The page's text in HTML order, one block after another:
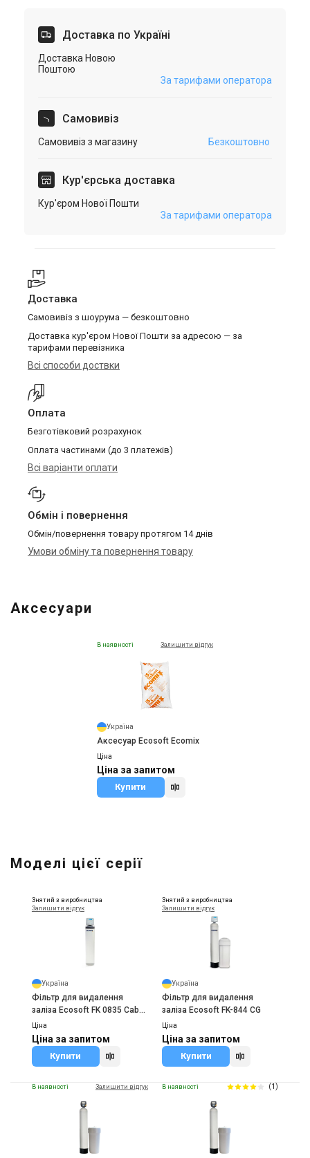
Доставка по Україні
Доставка Новою
Поштою
За тарифами оператора
Самовивіз
Самовивіз з магазину Безкоштовно
Кур'єрська доставка
Кур'єром Нової Пошти
За тарифами оператора
Доставка
Самовивіз з шоурума — безкоштовно
Доставка кур'єром Нової Пошти за адресою — за
тарифами перевізника
Всі способи доствки
Оплата
Безготівковий розрахунок
Оплата частинами (до 3 платежів)
Всі варіанти оплати
Обмін і повернення
Обмін/повернення товару протягом 14 днів
Умови обміну та повернення товару
Аксесуари
В наявності Залишити відгук
Україна
Аксесуар Ecosoft Ecomix
Ціна
Ціна за запитом
Купити
Моделі цієї серії
Знятий з виробництва
Залишити відгук
Україна
Фільтр для видалення
заліза Ecosoft FK 0835 Сab
CG
Ціна
Ціна за запитом
Купити
Знятий з виробництва
Залишити відгук
Україна
Фільтр для видалення
заліза Ecosoft FK-844 CG
Ціна
Ціна за запитом
Купити
В наявності Залишити відгук В наявності (1)